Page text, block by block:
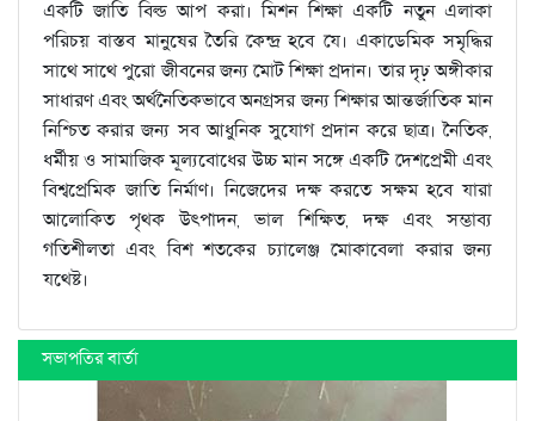
একটি জাতি বিল্ড আপ করা। মিশন শিক্ষা একটি নতুন এলাকা
পরিচয় বাস্তব মানুষের তৈরি কেন্দ্র হবে যে। একাডেমিক সমৃদ্ধির
সাথে সাথে পুরো জীবনের জন্য মোট শিক্ষা প্রদান। তার দৃঢ় অঙ্গীকার
সাধারণ এবং অর্থনৈতিকভাবে অনগ্রসর জন্য শিক্ষার আন্তর্জাতিক মান
নিশ্চিত করার জন্য সব আধুনিক সুযোগ প্রদান করে ছাত্র। নৈতিক,
ধর্মীয় ও সামাজিক মূল্যবোধের উচ্চ মান সঙ্গে একটি দেশপ্রেমী এবং
বিশ্বপ্রেমিক জাতি নির্মাণ। নিজেদের দক্ষ করতে সক্ষম হবে যারা
আলোকিত পৃথক উত্পাদন, ভাল শিক্ষিত, দক্ষ এবং সম্ভাব্য
গতিশীলতা এবং বিশ শতকের চ্যালেঞ্জ মোকাবেলা করার জন্য
যথেষ্ট।
সভাপতির বার্তা